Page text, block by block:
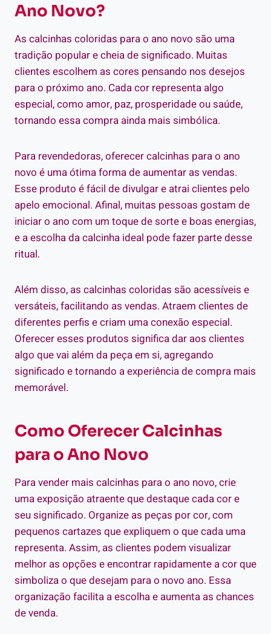
Ano Novo?
As calcinhas coloridas para o ano novo são uma
tradição popular e cheia de significado. Muitas
clientes escolhem as cores pensando nos desejos
para o próximo ano. Cada cor representa algo
especial, como amor, paz, prosperidade ou saúde,
tornando essa compra ainda mais simbólica.
Para revendedoras, oferecer calcinhas para o ano
novo é uma ótima forma de aumentar as vendas.
Esse produto é fácil de divulgar e atrai clientes pelo
apelo emocional. Afinal, muitas pessoas gostam de
iniciar o ano com um toque de sorte e boas energias,
e a escolha da calcinha ideal pode fazer parte desse
ritual.
Além disso, as calcinhas coloridas são acessíveis e
versáteis, facilitando as vendas. Atraem clientes de
diferentes perfis e criam uma conexão especial.
Oferecer esses produtos significa dar aos clientes
algo que vai além da peça em si, agregando
significado e tornando a experiência de compra mais
memorável.
Como Oferecer Calcinhas
para o Ano Novo
Para vender mais calcinhas para o ano novo, crie
uma exposição atraente que destaque cada cor e
seu significado. Organize as peças por cor, com
pequenos cartazes que expliquem o que cada uma
representa. Assim, as clientes podem visualizar
melhor as opções e encontrar rapidamente a cor que
simboliza o que desejam para o novo ano. Essa
organização facilita a escolha e aumenta as chances
de venda.